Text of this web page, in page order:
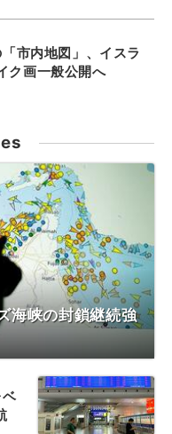
市内地図」、イスラ
ク画一般公開へ
海峡の封鎖継続強